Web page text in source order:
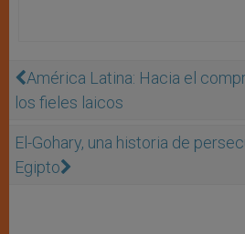
América Latina: Hacia el
los fieles laicos
El-Gohary, una historia de
Egipto